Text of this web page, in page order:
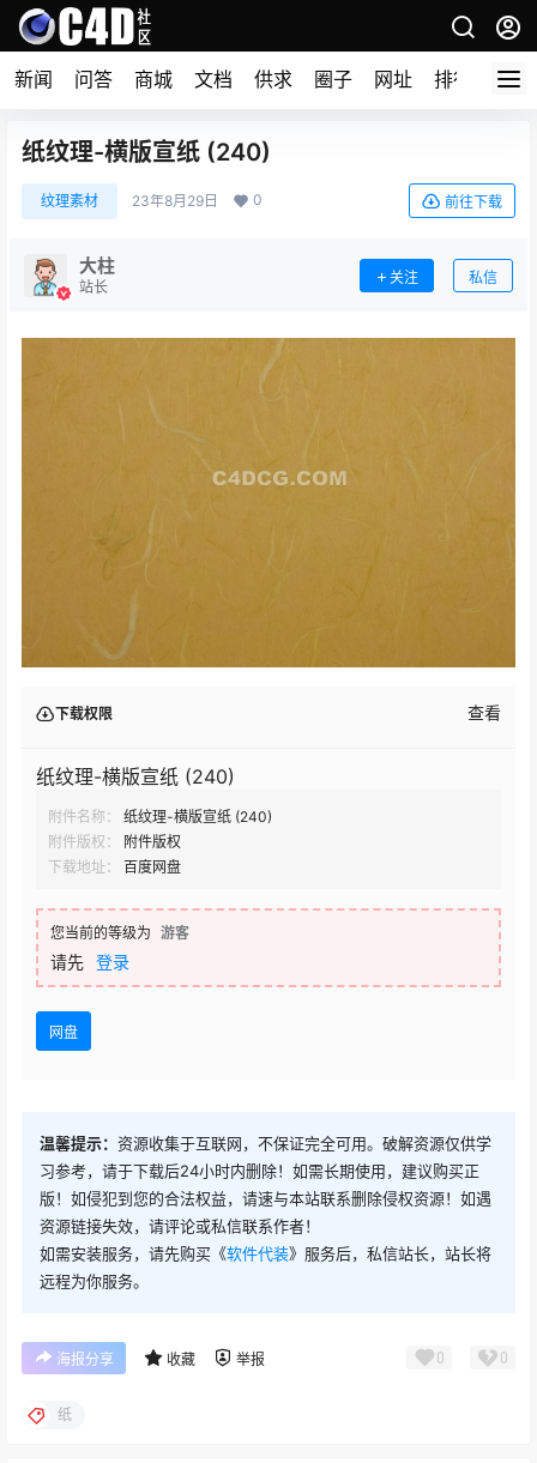
新闻 问答 商城 文档 供求 圈子 网址 排行榜
纸纹理-横版宣纸 (240)
纹理素材 23年8月29日 0 前往下载
大柱
站长
关注 私信
下载权限 查看
纸纹理-横版宣纸 (240)
附件名称：
纸纹理-横版宣纸 (240)
附件版权：
附件版权
下载地址：
百度网盘
您当前的等级为 游客
请先 登录
网盘
温馨提示： 资源收集于互联网，不保证完全可用。破解资源仅供学
习参考，请于下载后24小时内删除！如需长期使用，建议购买正
版！如侵犯到您的合法权益，请速与本站联系删除侵权资源！如遇
资源链接失效，请评论或私信联系作者！
如需安装服务，请先购买《软件代装》服务后，私信站长，站长将
远程为你服务。
海报分享 收藏 举报 0 0
纸